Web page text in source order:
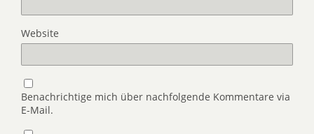
Website
Benachrichtige mich über nachfolgende Kommentare via
E-Mail.